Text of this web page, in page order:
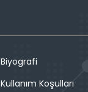
Biyografi
Kullanım Koşulları